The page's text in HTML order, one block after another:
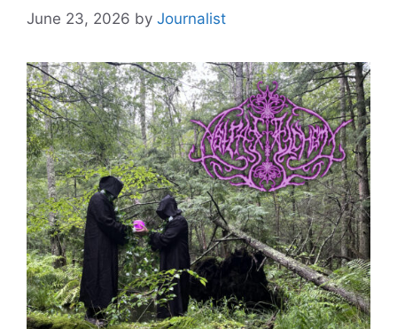
June 23, 2026 by Journalist